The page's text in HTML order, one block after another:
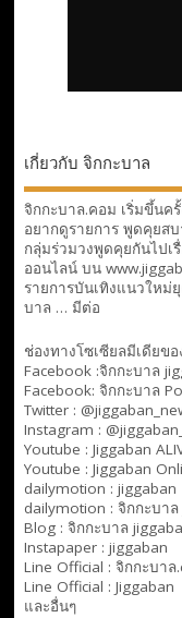
เกี่ยวกับ จิกกะบาล
จิกกะบาล.คอม เริ่มขึ้นค
อยากดูรายการ พูดคุยส
กลุ่มร่วมวงพูดคุยกันไปเ
ออนไลน์ บน
รายการบันเทิงแนวใหม่
บาล … มีต่อ
ช่องทางโซเซียลมีเดียข
Facebook :จิกกะบาล
Facebook: จิกกะบาล
Twitter :
Instagram :
Youtube : Jiggaban
Youtube : Jiggaban
dailymotion : jiggaban
dailymotion : จิกกะบา
Blog : จิกกะบาล
Instapaper : jiggaban
Line Official : จิกกะบาล
Line Official : Jiggaban
และอื่นๆ